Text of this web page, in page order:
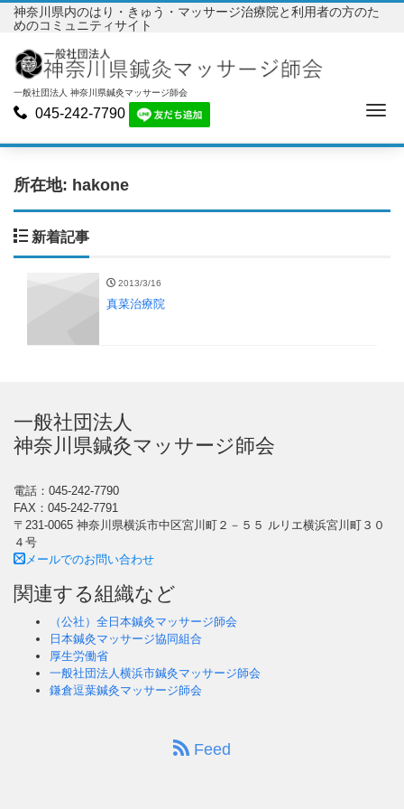
神奈川県内のはり・きゅう・マッサージ治療院と利用者の方のた
めのコミュニティサイト
一般社団法人 神奈川県鍼灸マッサージ師会
045-242-7790
所在地: hakone
新着記事
2013/3/16
真菜治療院
一般社団法人
神奈川県鍼灸マッサージ師会
電話：045-242-7790
FAX：045-242-7791
〒231-0065 神奈川県横浜市中区宮川町２－５５ ルリエ横浜宮川町３０
４号
メールでのお問い合わせ
関連する組織など
（公社）全日本鍼灸マッサージ師会
日本鍼灸マッサージ協同組合
厚生労働省
一般社団法人横浜市鍼灸マッサージ師会
鎌倉逗葉鍼灸マッサージ師会
Feed